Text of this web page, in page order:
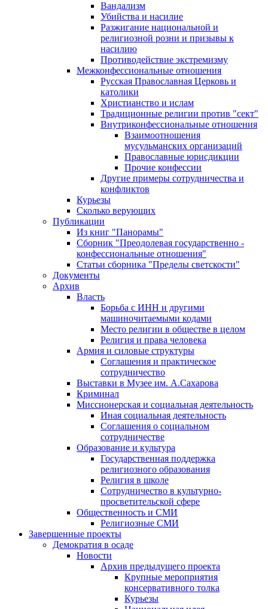
Вандализм
Убийства и насилие
Разжигание национальной и
религиозной розни и призывы к
насилию
Противодействие экстремизму
Межконфессиональные отношения
Русская Православная Церковь и
католики
Христианство и ислам
Традиционные религии против "сект"
Внутриконфессиональные отношения
Взаимоотношения
мусульманских организаций
Православные юрисдикции
Прочие конфессии
Другие примеры сотрудничества и
конфликтов
Курьезы
Сколько верующих
Публикации
Из книг "Панорамы"
Сборник "Преодолевая государственно -
конфессиональные отношения"
Статьи сборника "Пределы светскости"
Документы
Архив
Власть
Борьба с ИНН и другими
машиночитаемыми кодами
Место религии в обществе в целом
Религия и права человека
Армия и силовые структуры
Соглашения и практическое
сотрудничество
Выставки в Музее им. А.Сахарова
Криминал
Миссионерская и социальная деятельность
Иная социальная деятельность
Соглашения о социальном
сотрудничестве
Образование и культура
Государственная поддержка
религиозного образования
Религия в школе
Сотрудничество в культурно-
просветительской сфере
Общественность и СМИ
Религиозные СМИ
Завершенные проекты
Демократия в осаде
Новости
Архив предыдущего проекта
Крупные мероприятия
консервативного толка
Курьезы